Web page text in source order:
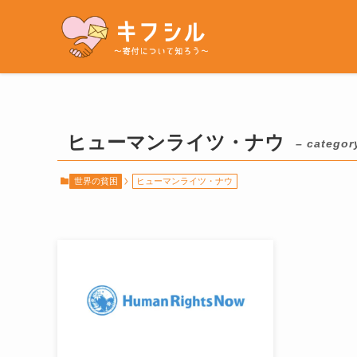
ヒューマンライツ・ナウ –
世界の貧困 ヒューマンライツ・ナウ